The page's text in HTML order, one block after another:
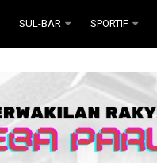
SUL-BAR SPORTIF